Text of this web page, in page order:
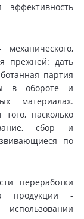
эффективность
прежней: дать
партия
в обороте и
материалах.
насколько
сбор и
по
переработки
продукции -